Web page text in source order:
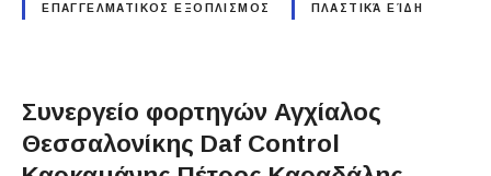
ΕΠΑΓΓΕΛΜΑΤΙΚΟΣ ΕΞΟΠΛΙΣΜΟΣ ΠΛΑΣΤΙΚΆ ΕΊΔΗ
Συνεργείο φορτηγών Αγχίαλος
Θεσσαλονίκης Daf Control